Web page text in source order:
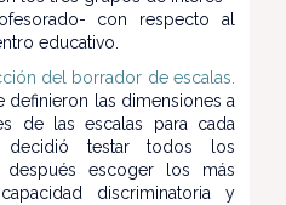
con respecto al
educativo.
del borrador de escalas.
definieron las dimensiones a
de las escalas para cada
testar todos los
después escoger los más
discriminatoria y